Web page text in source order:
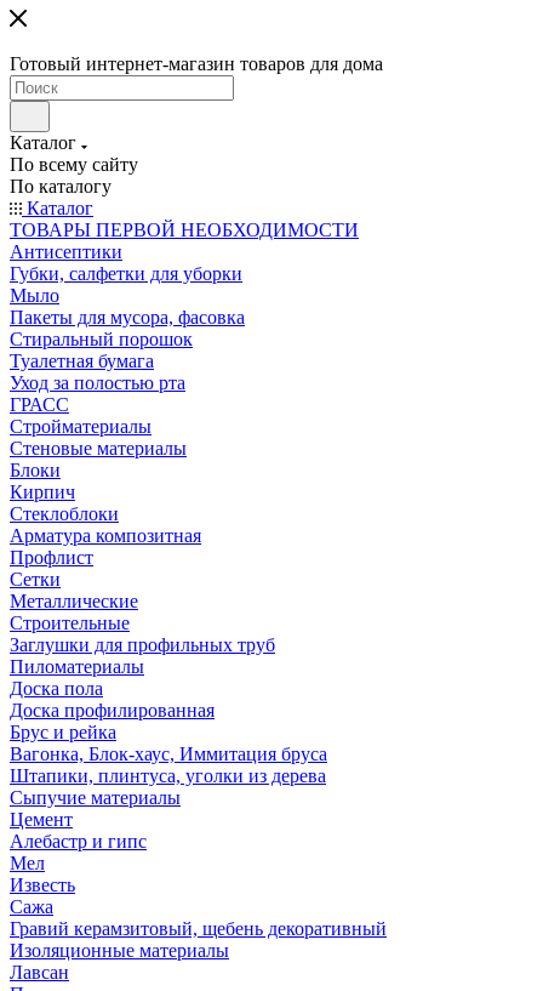
Готовый интернет-магазин товаров для дома
Каталог
По всему сайту
По каталогу
Каталог
ТОВАРЫ ПЕРВОЙ НЕОБХОДИМОСТИ
Антисептики
Губки, салфетки для уборки
Мыло
Пакеты для мусора, фасовка
Стиральный порошок
Туалетная бумага
Уход за полостью рта
ГРАСС
Стройматериалы
Стеновые материалы
Блоки
Кирпич
Стеклоблоки
Арматура композитная
Профлист
Сетки
Металлические
Строительные
Заглушки для профильных труб
Пиломатериалы
Доска пола
Доска профилированная
Брус и рейка
Вагонка, Блок-хаус, Иммитация бруса
Штапики, плинтуса, уголки из дерева
Сыпучие материалы
Цемент
Алебастр и гипс
Мел
Известь
Сажа
Гравий керамзитовый, щебень декоративный
Изоляционные материалы
Лавсан